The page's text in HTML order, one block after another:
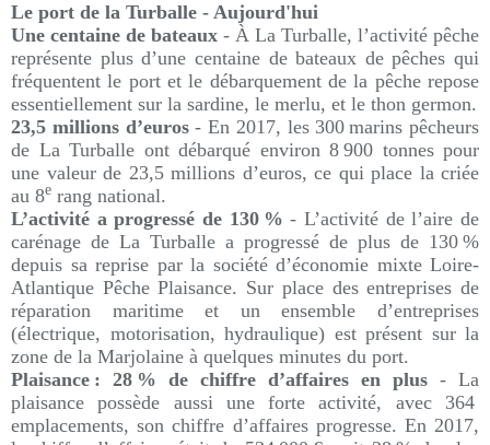
Le port de la Turballe - Aujourd'hui
Une centaine de bateaux - À La Turballe, l’activité pêche
représente plus d’une centaine de bateaux de pêches qui
fréquentent le port et le débarquement de la pêche repose
essentiellement sur la sardine, le merlu, et le thon germon.
23,5 millions d’euros- En 2017, les 300 marins pêcheurs
de La Turballe ont débarqué environ 8 900 tonnes pour
une valeur de 23,5 millions d’euros, ce qui place la criée
au 8e rang national.
L’activité a progressé de 130 % - L’activité de l’aire de
carénage de La Turballe a progressé de plus de 130 %
depuis sa reprise par la société d’économie mixte Loire-
Atlantique Pêche Plaisance. Sur place des entreprises de
réparation maritime et un ensemble d’entreprises
(électrique, motorisation, hydraulique) est présent sur la
zone de la Marjolaine à quelques minutes du port.
Plaisance : 28 % de chiffre d’affaires en plus - La
plaisance possède aussi une forte activité, avec 364
emplacements, son chiffre d’affaires progresse. En 2017,